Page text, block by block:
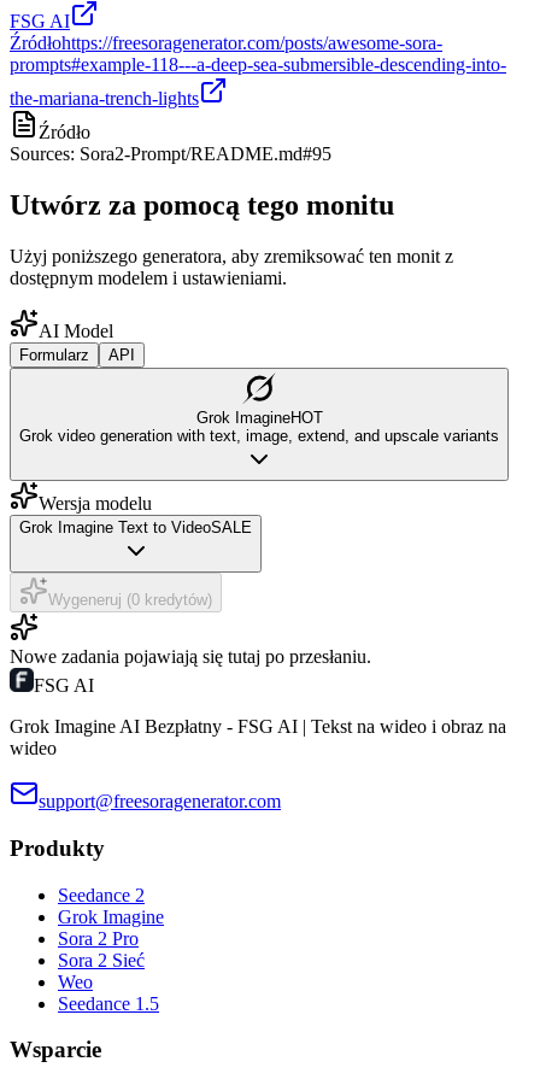
FSG AI
Źródłohttps://freesoragenerator.com/posts/awesome-sora-
prompts#example-118---a-deep-sea-submersible-descending-into-
the-mariana-trench-lights
Źródło
Sources: Sora2-Prompt/README.md#95
Utwórz za pomocą tego monitu
Użyj poniższego generatora, aby zremiksować ten monit z
dostępnym modelem i ustawieniami.
AI Model
Formularz API
Grok ImagineHOT
Grok video generation with text, image, extend, and upscale variants
Wersja modelu
Grok Imagine Text to VideoSALE
Wygeneruj (0 kredytów)
Nowe zadania pojawiają się tutaj po przesłaniu.
FSG AI
Grok Imagine AI Bezpłatny - FSG AI | Tekst na wideo i obraz na
wideo
support@freesoragenerator.com
Produkty
Seedance 2
Grok Imagine
Sora 2 Pro
Sora 2 Sieć
Weo
Seedance 1.5
Wsparcie